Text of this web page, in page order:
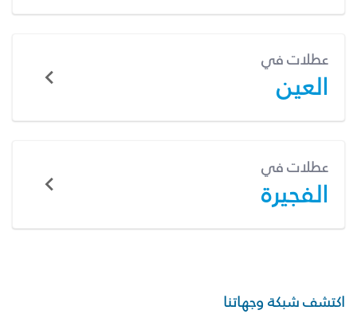
عطلات في
العين
عطلات في
الفجيرة
اكتشف شبكة وجهاتنا